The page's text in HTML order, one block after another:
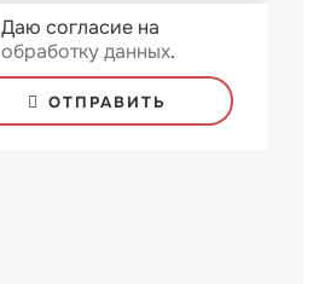
Даю согласие на
обработку данных.
ОТПРАВИТЬ